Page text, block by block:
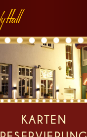
KARTEN